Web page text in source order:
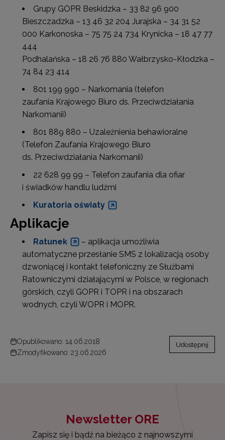
Grupy GOPR Beskidzka – 33 82 96 900
Bieszczadzka – 13 46 32 204 Jurajska – 34 31 52
000 Karkonoska – 75 75 24 734 Krynicka – 18 47 77
444
Podhalańska – 18 26 76 880 Wałbrzysko-Kłodzka –
74 84 23 414
801 199 990 – Narkomania (telefon
zaufania Krajowego Biuro ds. Przeciwdziałania
Narkomanii)
801 889 880 – Uzależnienia behawioralne
(Telefon Zaufania Krajowego Biuro
ds. Przeciwdziałania Narkomanii)
22 628 99 99 – Telefon zaufania dla ofiar
i świadków handlu ludźmi
Kuratoria oświaty
Aplikacje
Ratunek
– aplikacja umożliwia
automatyczne przesłanie SMS z lokalizacją osoby
dzwoniącej i kontakt telefoniczny ze Służbami
Ratowniczymi działającymi w Polsce, w regionach
górskich, czyli GOPR i TOPR i na obszarach
wodnych, czyli WOPR i MOPR.
Opublikowano: 14.06.2018
Zmodyfikowano: 23.06.2026
Udostępnij
Newsletter ORE
Zapisz się i bądź na bieżąco z najnowszymi